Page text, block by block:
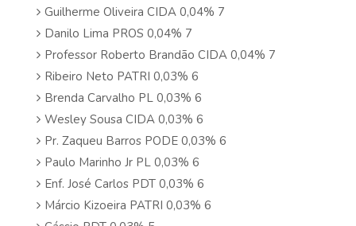
Guilherme Oliveira CIDA 0,04% 7
Danilo Lima PROS 0,04% 7
Professor Roberto Brandão CIDA 0,04% 7
Ribeiro Neto PATRI 0,03% 6
Brenda Carvalho PL 0,03% 6
Wesley Sousa CIDA 0,03% 6
Pr. Zaqueu Barros PODE 0,03% 6
Paulo Marinho Jr PL 0,03% 6
Enf. José Carlos PDT 0,03% 6
Márcio Kizoeira PATRI 0,03% 6